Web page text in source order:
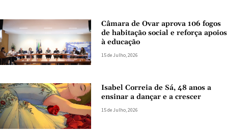
Câmara de Ovar aprova 106 fogos
de habitação social e reforça apoios
à educação
15 de Julho, 2026
Isabel Correia de Sá, 48 anos a
ensinar a dançar e a crescer
15 de Julho, 2026